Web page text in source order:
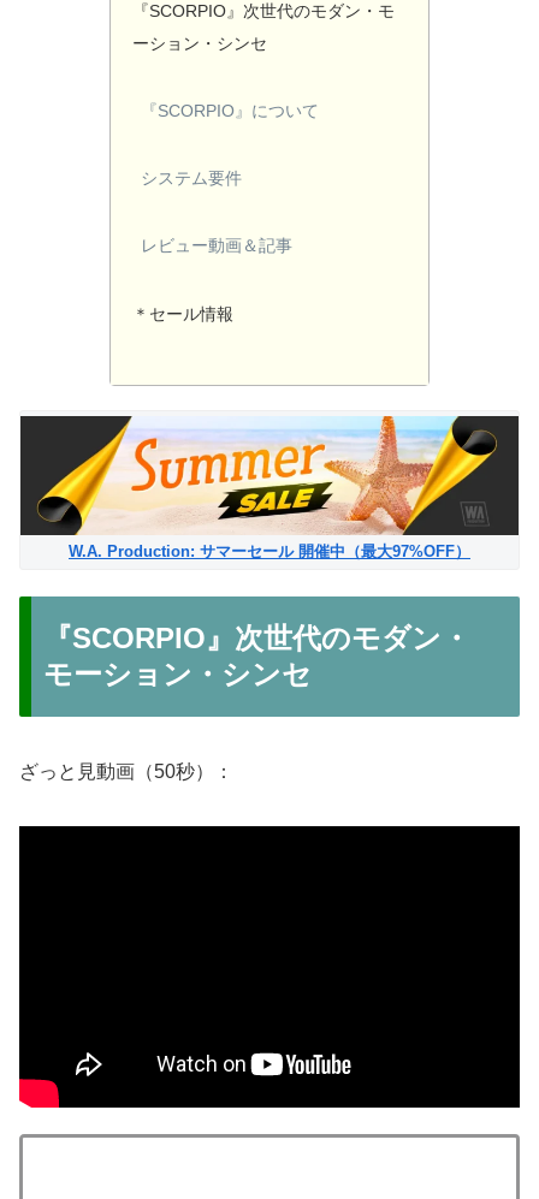
『SCORPIO』次世代のモダン・モ
ーション・シンセ
『SCORPIO』について
システム要件
レビュー動画＆記事
＊セール情報
W.A. Production: サマーセール 開催中（最大97%OFF）
『SCORPIO』次世代のモダン・
モーション・シンセ
ざっと見動画（50秒）：